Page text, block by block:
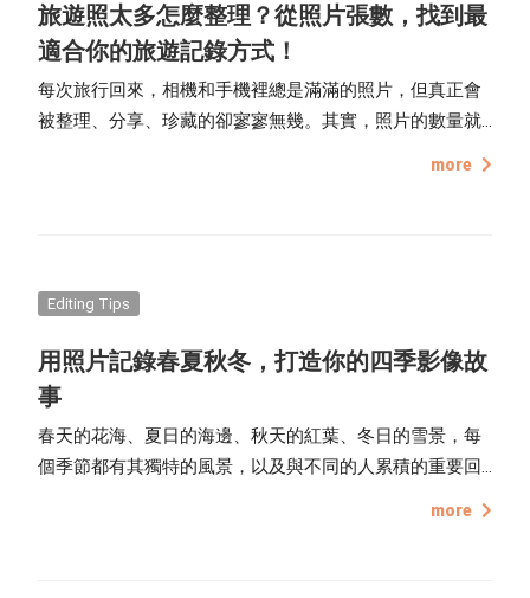
旅遊照太多怎麼整理？從照片張數，找到最
適合你的旅遊記錄方式！
每次旅行回來，相機和手機裡總是滿滿的照片，但真正會
被整理、分享、珍藏的卻寥寥無幾。其實，照片的數量就
more
Editing Tips
用照片記錄春夏秋冬，打造你的四季影像故
事
春天的花海、夏日的海邊、秋天的紅葉、冬日的雪景，每
個季節都有其獨特的風景，以及與不同的人累積的重要回
more